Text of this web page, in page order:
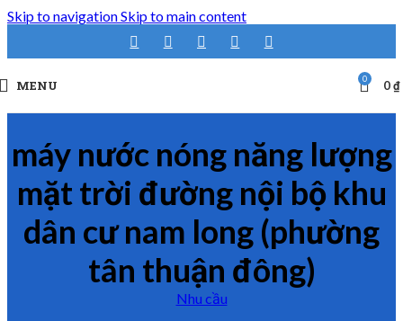
Skip to navigationSkip to main content
MENU 0 0₫
máy nước nóng năng lượng
mặt trời đường nội bộ khu
dân cư nam long (phường
tân thuận đông)
Nhu cầu